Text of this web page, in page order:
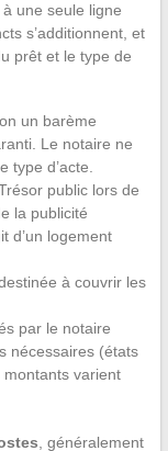
une seule ligne
s’additionnent, et
prêt et le type de
un barème
Le notaire ne
type d’acte.
public lors de
la publicité
d’un logement
à couvrir les
par le notaire
nécessaires (états
varient
, généralement